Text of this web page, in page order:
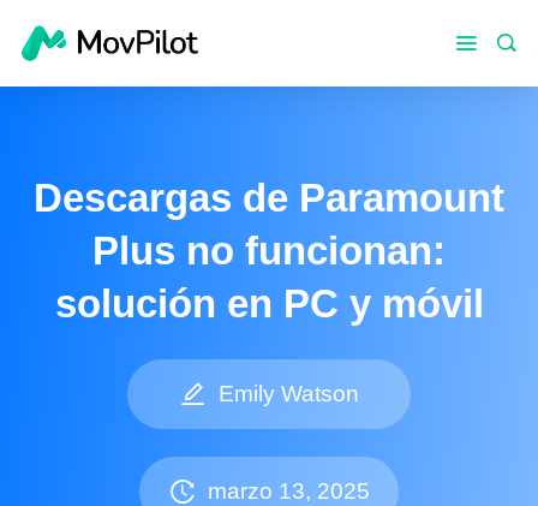
Descargas de Paramount
Plus no funcionan:
solución en PC y móvil
Emily Watson
marzo 13, 2025